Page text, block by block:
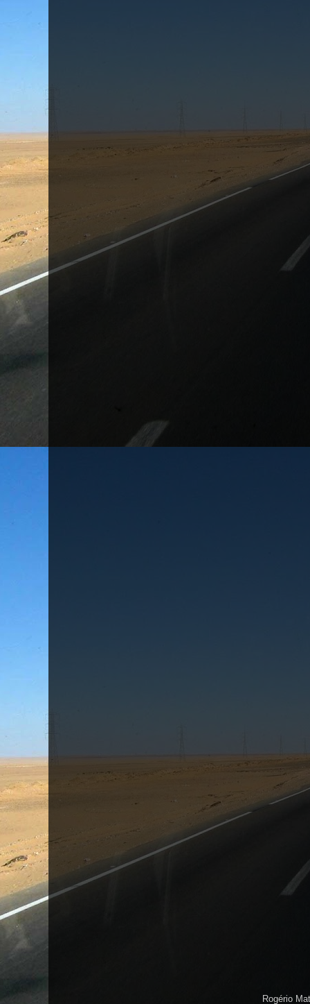
Rogério